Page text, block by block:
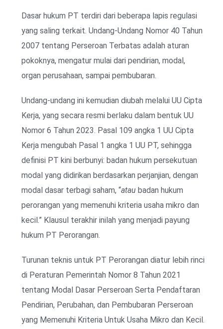
Dasar hukum PT terdiri dari beberapa lapis regulasi
yang saling terkait. Undang-Undang Nomor 40 Tahun
2007 tentang Perseroan Terbatas adalah aturan
pokoknya, mengatur mulai dari pendirian, modal,
organ perusahaan, sampai pembubaran.
Undang-undang ini kemudian diubah melalui UU Cipta
Kerja, yang secara resmi berlaku dalam bentuk UU
Nomor 6 Tahun 2023. Pasal 109 angka 1 UU Cipta
Kerja mengubah Pasal 1 angka 1 UU PT, sehingga
definisi PT kini berbunyi: badan hukum persekutuan
modal yang didirikan berdasarkan perjanjian, dengan
modal dasar terbagi saham, “atau badan hukum
perorangan yang memenuhi kriteria usaha mikro dan
kecil.” Klausul terakhir inilah yang menjadi payung
hukum PT Perorangan.
Turunan teknis untuk PT Perorangan diatur lebih rinci
di Peraturan Pemerintah Nomor 8 Tahun 2021
tentang Modal Dasar Perseroan Serta Pendaftaran
Pendirian, Perubahan, dan Pembubaran Perseroan
yang Memenuhi Kriteria Untuk Usaha Mikro dan Kecil.